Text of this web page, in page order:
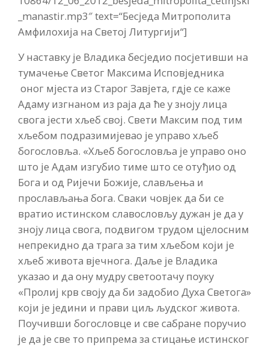
_manastir.mp3″ text=“Бесједа Митрополита
Амфилохија на Светој Литургији“]
У наставку је Владика бесједио посјетивши на
тумачење Светог Максима Исповједника
оног мјеста из Старог Завјета, гдје се каже
Адаму изгнаном из раја да ће у зноју лица
свога јести хљеб свој. Свети Максим под тим
хљебом подразимијевао је управо хљеб
богословља. «Хљеб богословља је управо оно
што је Адам изгубио тиме што се отуђио од
Бога и од Ријечи Божије, слављења и
прослављања бога. Сваки човјек да би се
вратио истинском славословљу дужан је да у
зноју лица свога, подвигом трудом цјелосним
непрекидно да трага за тим хљебом који је
хљеб живота вјечнога. Даље је Владика
указао и да ону мудру светоотачу поуку
«Пролиј крв своју да би задобио Духа Светога»
који је једини и прави циљ људског живота.
Поучивши богословце и све сабране поручио
је да је све то припрема за стицање истинског